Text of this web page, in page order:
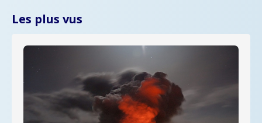
Les plus vus